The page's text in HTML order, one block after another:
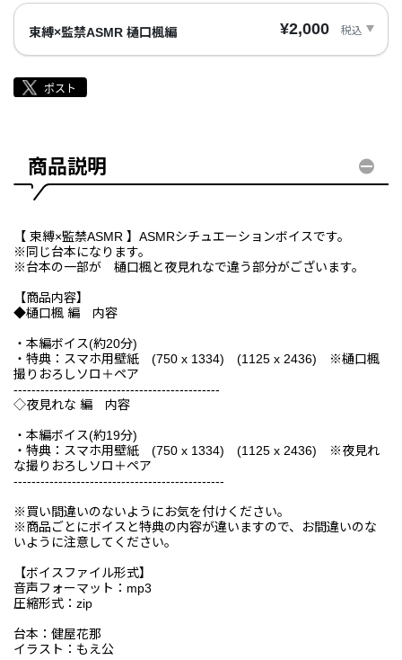
束縛×監禁ASMR 樋口楓編 ¥2,000 税込
商品説明
【 束縛×監禁ASMR 】ASMRシチュエーションボイスです。
※同じ台本になります。
※台本の一部が 樋口楓と夜見れなで違う部分がございます。
【商品内容】
◆樋口楓 編 内容
・本編ボイス(約20分)
・特典：スマホ用壁紙 (750 x 1334) (1125 x 2436) ※樋口楓
撮りおろしソロ＋ペア
----------------------------------------------
◇夜見れな 編 内容
・本編ボイス(約19分)
・特典：スマホ用壁紙 (750 x 1334) (1125 x 2436) ※夜見れ
な撮りおろしソロ＋ペア
-----------------------------------------------
※買い間違いのないようにお気を付けください。
※商品ごとにボイスと特典の内容が違いますので、お間違いのな
いように注意してください。
【ボイスファイル形式】
音声フォーマット：mp3
圧縮形式：zip
台本：健屋花那
イラスト：もえ公